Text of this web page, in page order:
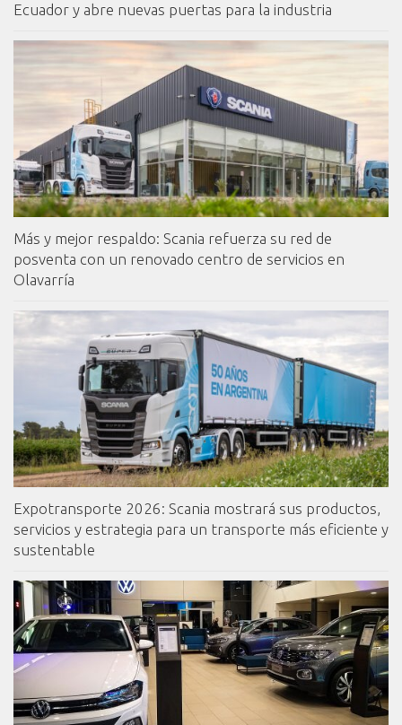
Ecuador y abre nuevas puertas para la industria
Más y mejor respaldo: Scania refuerza su red de
posventa con un renovado centro de servicios en
Olavarría
Expotransporte 2026: Scania mostrará sus productos,
servicios y estrategia para un transporte más eficiente y
sustentable